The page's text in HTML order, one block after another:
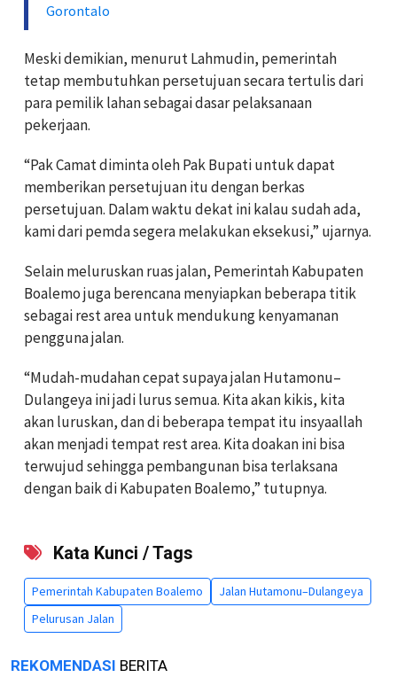
Gorontalo
Meski demikian, menurut Lahmudin, pemerintah
tetap membutuhkan persetujuan secara tertulis dari
para pemilik lahan sebagai dasar pelaksanaan
pekerjaan.
“Pak Camat diminta oleh Pak Bupati untuk dapat
memberikan persetujuan itu dengan berkas
persetujuan. Dalam waktu dekat ini kalau sudah ada,
kami dari pemda segera melakukan eksekusi,” ujarnya.
Selain meluruskan ruas jalan, Pemerintah Kabupaten
Boalemo juga berencana menyiapkan beberapa titik
sebagai rest area untuk mendukung kenyamanan
pengguna jalan.
“Mudah-mudahan cepat supaya jalan Hutamonu–
Dulangeya ini jadi lurus semua. Kita akan kikis, kita
akan luruskan, dan di beberapa tempat itu insyaallah
akan menjadi tempat rest area. Kita doakan ini bisa
terwujud sehingga pembangunan bisa terlaksana
dengan baik di Kabupaten Boalemo,” tutupnya.
Kata Kunci / Tags
Pemerintah Kabupaten Boalemo
Jalan Hutamonu–Dulangeya
Pelurusan Jalan
REKOMENDASI BERITA